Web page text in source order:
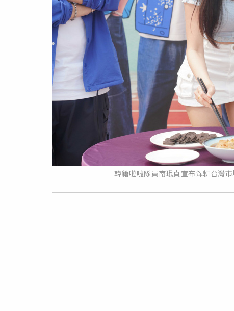
韓籍啦啦隊員南珉貞宣布深耕台灣